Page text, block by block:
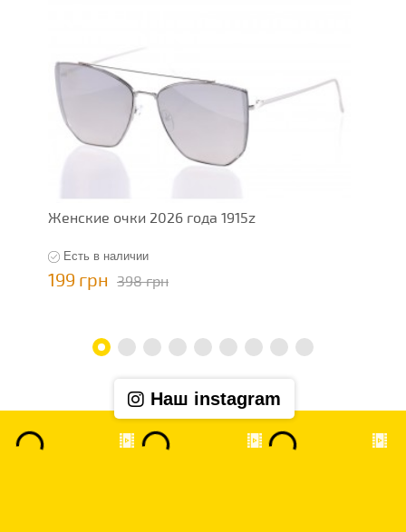
Женские очки 2026 года 1915z
Есть в наличии
199 грн 398 грн
Наш instagram